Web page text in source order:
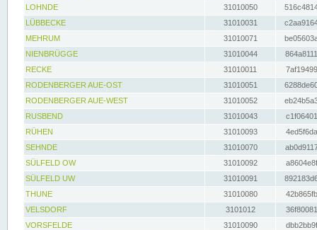
LOHNDE
31010050
LÜBBECKE
31010031
MEHRUM
31010071
NIENBRÜGGE
31010044
RECKE
31010011
RODENBERGER AUE-OST
31010051
RODENBERGER AUE-WEST
31010052
RUSBEND
31010043
RÜHEN
31010093
SEHNDE
31010070
SÜLFELD OW
31010092
SÜLFELD UW
31010091
THUNE
31010080
VELSDORF
3101012
VORSFELDE
31010090